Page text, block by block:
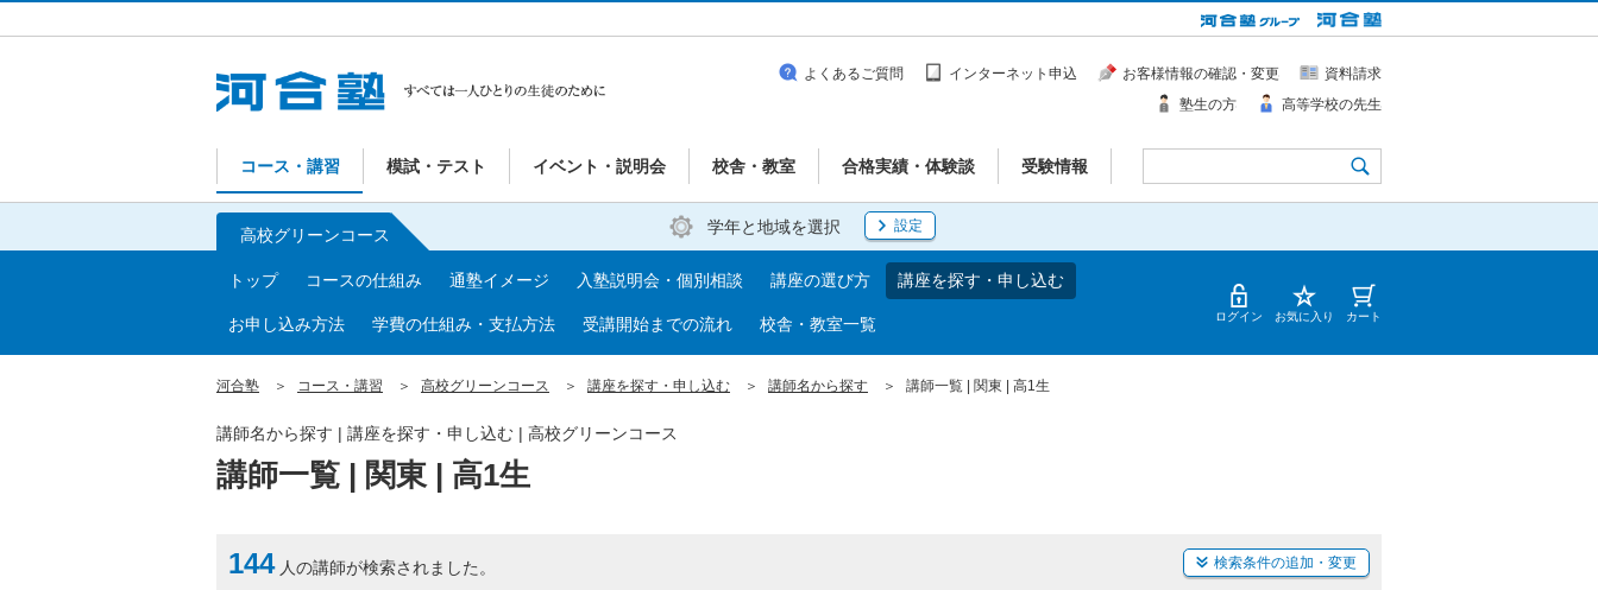
コース・講習 模試・テスト イベント・説明会 校舎・教室 合格実績・体験談 受験情報
よくあるご質問 インターネット申込 お客様情報の確認・変更
資料請求
塾生の方
高等学校の先生
学年と地域を選択 設定
高校グリーンコース
トップ コースの仕組み 通塾イメージ 入塾説明会・個別相談 講座の選び方 講座を探す・申し込む
お申し込み方法 学費の仕組み・支払方法 受講開始までの流れ 校舎・教室一覧 ログイン お気に入り カート
河合塾 コース・講習 高校グリーンコース 講座を探す・申し込む 講師名から探す 講師一覧 | 関東 | 高1生
講師一覧 | 関東 | 高1生
講師名から探す | 講座を探す・申し込む | 高校グリーンコース
144人の講師が検索されました。 検索条件の追加・変更